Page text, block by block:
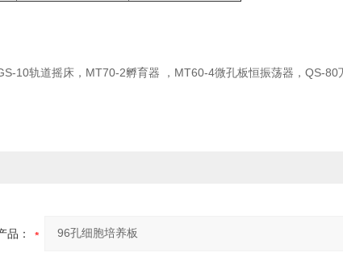
10轨道摇床，MT70-2孵育器 ，MT60-4微孔板恒振荡器，QS-
品：